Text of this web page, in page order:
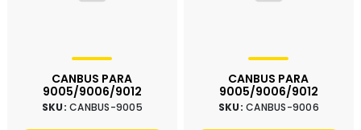
CANBUS PARA
9005/9006/9012
SKU:CANBUS-9005
CANBUS PARA
9005/9006/9012
SKU:CANBUS-9006